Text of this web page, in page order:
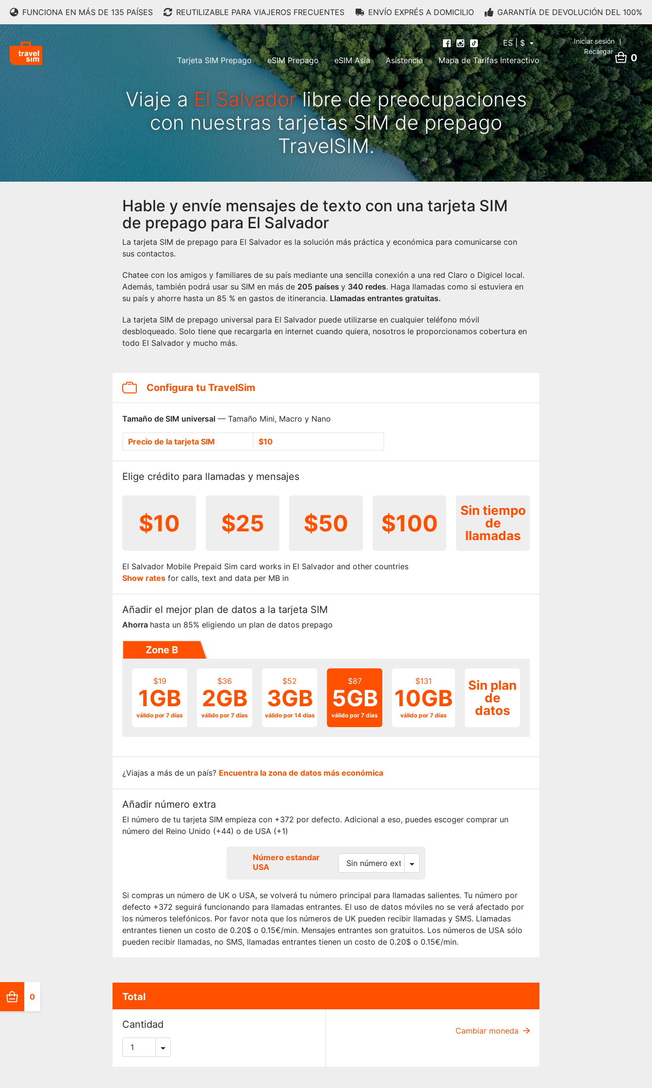
FUNCIONA EN MÁS DE 135 PAÍSES REUTILIZABLE PARA VIAJEROS FRECUENTES ENVÍO EXPRÉS A DOMICILIO GARANTÍA DE DEVOLUCIÓN DEL 100%
ES | $
Tarjeta SIM Prepago
eSIM Prepago eSIM Asia Asistencia Mapa de Tarifas Interactivo 0
Iniciar sesión
Recargar
0
Viaje a El Salvadorlibre de preocupaciones
con nuestras tarjetas SIM de prepago
TravelSIM.
Hable y envíe mensajes de texto con una tarjeta SIM
de prepago para El Salvador
La tarjeta SIM de prepago para El Salvador es la solución más práctica y económica para comunicarse con
sus contactos.
Chatee con los amigos y familiares de su país mediante una sencilla conexión a una red Claro o Digicel local.
Además, también podrá usar su SIM en más de 205 países y 340 redes. Haga llamadas como si estuviera en
su país y ahorre hasta un 85 % en gastos de itinerancia. Llamadas entrantes gratuitas.
La tarjeta SIM de prepago universal para El Salvador puede utilizarse en cualquier teléfono móvil
desbloqueado. Solo tiene que recargarla en internet cuando quiera, nosotros le proporcionamos cobertura en
todo El Salvador y mucho más.
Configura tu TravelSim
Tamaño de SIM universal — Tamaño Mini, Macro y Nano
Precio de la tarjeta SIM $10
Elige crédito para llamadas y mensajes
$10 $25 $50 $100
Sin tiempo
de
llamadas
El Salvador Mobile Prepaid Sim card works in El Salvador and other countries
Show rates for calls, text and data per MB in
Añadir el mejor plan de datos a la tarjeta SIM
Ahorra hasta un 85% eligiendo un plan de datos prepago
Zone B
$19
1GB
válido por 7 días
$36
2GB
válido por 7 días
$52
3GB
válido por 14 días
$87
5GB
válido por 7 días
$131
10GB
válido por 7 días
Sin plan
de
datos
¿Viajas a más de un país? Encuentra la zona de datos más económica
Añadir número extra
El número de tu tarjeta SIM empieza con +372 por defecto. Adicional a eso, puedes escoger comprar un
número del Reino Unido (+44) o de USA (+1)
Número estandar
USA
Si compras un número de UK o USA, se volverá tu número principal para llamadas salientes. Tu número por
defecto +372 seguirá funcionando para llamadas entrantes. El uso de datos móviles no se verá afectado por
los números telefónicos. Por favor nota que los números de UK pueden recibir llamadas y SMS. Llamadas
entrantes tienen un costo de 0.20$ o 0.15€/min. Mensajes entrantes son gratuitos. Los números de USA sólo
pueden recibir llamadas, no SMS, llamadas entrantes tienen un costo de 0.20$ o 0.15€/min.
Total
Cantidad
Cambiar moneda